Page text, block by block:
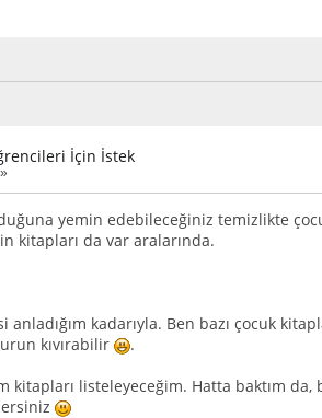
İçin İstek
yemin edebileceğiniz temizlikte
kitapları da var aralarında.
kadarıyla. Ben bazı çocuk
kıvırabilir
.
listeleyeceğim. Hatta baktım da,